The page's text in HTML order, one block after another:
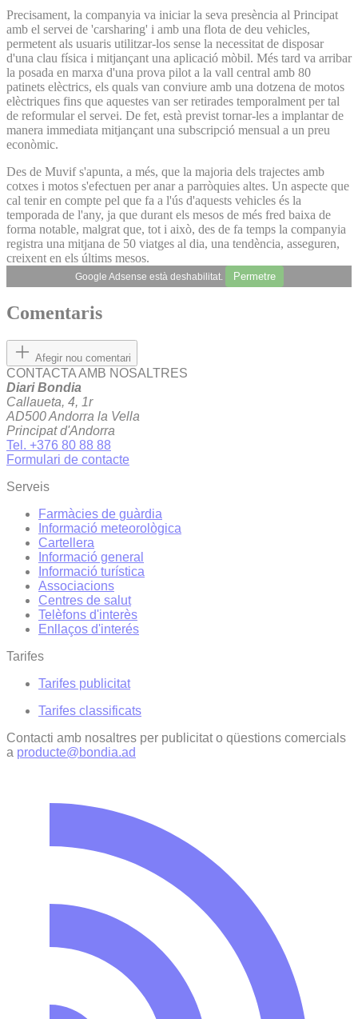
Precisament, la companyia va iniciar la seva presència al Principat
amb el servei de 'carsharing' i amb una flota de deu vehicles,
permetent als usuaris utilitzar-los sense la necessitat de disposar
d'una clau física i mitjançant una aplicació mòbil. Més tard va arribar
la posada en marxa d'una prova pilot a la vall central amb 80
patinets elèctrics, els quals van conviure amb una dotzena de motos
elèctriques fins que aquestes van ser retirades temporalment per tal
de reformular el servei. De fet, està previst tornar-les a implantar de
manera immediata mitjançant una subscripció mensual a un preu
econòmic.
Des de Muvif s'apunta, a més, que la majoria dels trajectes amb
cotxes i motos s'efectuen per anar a parròquies altes. Un aspecte que
cal tenir en compte pel que fa a l'ús d'aquests vehicles és la
temporada de l'any, ja que durant els mesos de més fred baixa de
forma notable, malgrat que, tot i això, des de fa temps la companyia
registra una mitjana de 50 viatges al dia, una tendència, asseguren,
creixent en els últims mesos.
Google Adsense està deshabilitat. Permetre
Comentaris
Afegir nou comentari
CONTACTA AMB NOSALTRES
Diari Bondia
Callaueta, 4, 1r
AD500 Andorra la Vella
Principat d'Andorra
Tel. +376 80 88 88
Formulari de contacte
Serveis
Farmàcies de guàrdia
Informació meteorològica
Cartellera
Informació general
Informació turística
Associacions
Centres de salut
Telèfons d'interès
Enllaços d'interés
Tarifes
Tarifes publicitat
Tarifes classificats
Contacti amb nosaltres per publicitat o qüestions comercials
a producte@bondia.ad